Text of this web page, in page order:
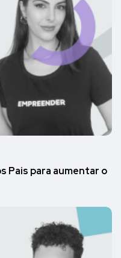
Pais para aumentar o